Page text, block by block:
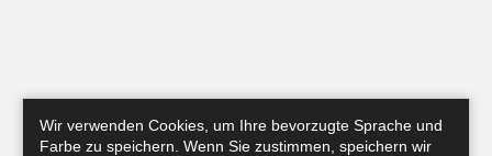
Wir verwenden Cookies, um Ihre bevorzugte Sprache und
Farbe zu speichern. Wenn Sie zustimmen, speichern wir